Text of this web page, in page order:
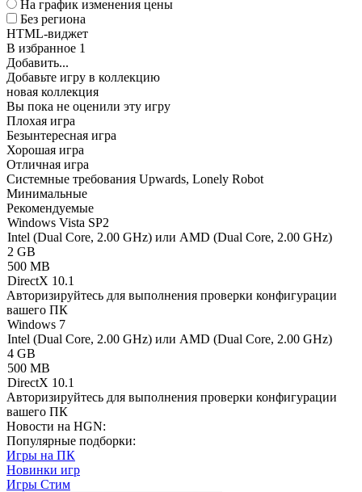
На график изменения цены
Без региона
HTML-виджет
В избранное 1
Добавить...
Добавьте игру в коллекцию
новая коллекция
Вы пока не оценили эту игру
Плохая игра
Безынтересная игра
Хорошая игра
Отличная игра
Системные требования Upwards, Lonely Robot
Минимальные
Рекомендуемые
Windows Vista SP2
Intel (Dual Core, 2.00 GHz) или AMD (Dual Core, 2.00 GHz)
2 GB
500 MB
DirectX 10.1
Авторизируйтесь для выполнения проверки конфигурации
вашего ПК
Windows 7
Intel (Dual Core, 2.00 GHz) или AMD (Dual Core, 2.00 GHz)
4 GB
500 MB
DirectX 10.1
Авторизируйтесь для выполнения проверки конфигурации
вашего ПК
Новости на HGN:
Популярные подборки:
Игры на ПК
Новинки игр
Игры Стим